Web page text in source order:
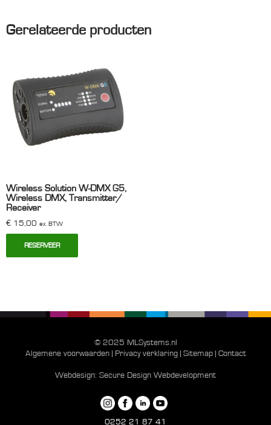
Gerelateerde producten
Wireless Solution W-DMX G5,
Wireless DMX, Transmitter/
Receiver
€ 15,00 ex. BTW
RESERVEER
© 2025 MLSystems.nl
Algemene voorwaarden| Privacy verklaring| Sitemap| Contact
Webdesign: Secure Design Webdevelopment
0252 21 87 41